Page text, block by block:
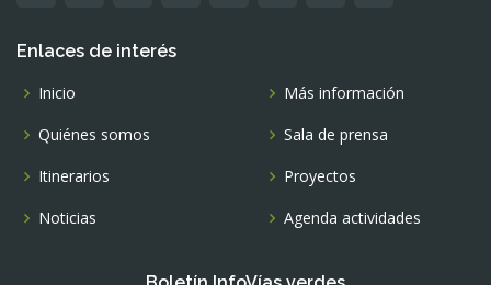
Enlaces de interés
Inicio
Quiénes somos
Itinerarios
Noticias
Más información
Sala de prensa
Proyectos
Agenda actividades